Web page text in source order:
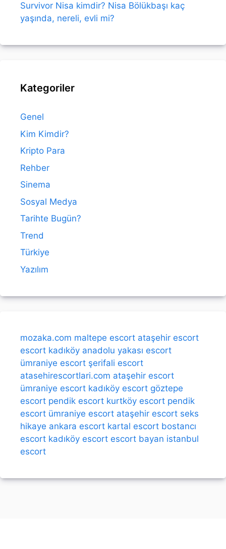
Survivor Nisa kimdir? Nisa Bölükbaşı kaç
yaşında, nereli, evli mi?
Kategoriler
Genel
Kim Kimdir?
Kripto Para
Rehber
Sinema
Sosyal Medya
Tarihte Bugün?
Trend
Türkiye
Yazılım
mozaka.com maltepe escort ataşehir escort
escort kadıköy anadolu yakası escort
ümraniye escort şerifali escort
atasehirescortlari.com ataşehir escort
ümraniye escort kadıköy escort göztepe
escort pendik escort kurtköy escort pendik
escort ümraniye escort ataşehir escort seks
hikaye ankara escort kartal escort bostancı
escort kadıköy escort escort bayan istanbul
escort